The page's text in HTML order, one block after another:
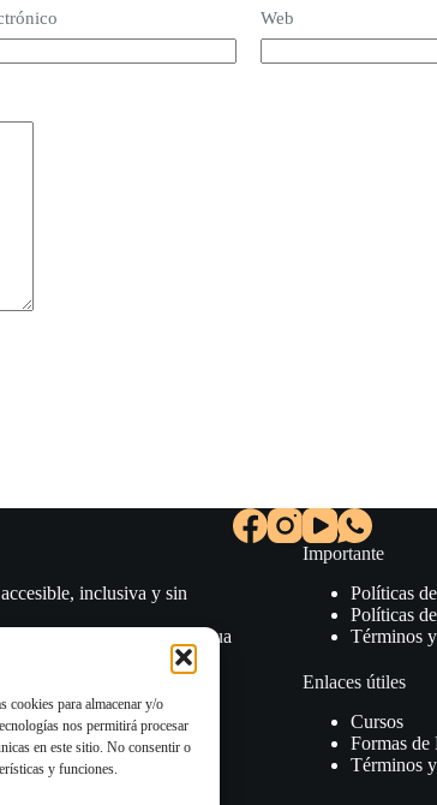
cookies para almacenar y/o
nos permitirá procesar
en este sitio. No consentir o
y funciones.
Web
inclusiva y sin
especializados en lengua
formación inclusiva.
ayudamos a
a nadie.
Importante
Políticas
Políticas
Términos
Enlaces útiles
Cursos
Formas de
Términos